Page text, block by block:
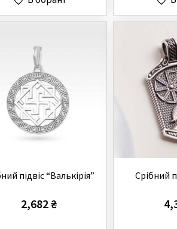
підвіс “Валькірія”
2,682₴
Срібний